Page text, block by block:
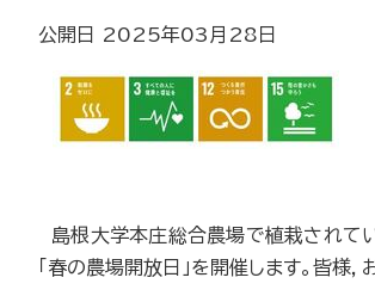
公開日 2025年03月28日
島根大学本庄総合農場で植栽されてい
「春の農場開放日」を開催します。皆